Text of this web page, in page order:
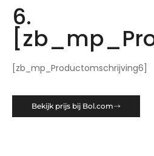
6.
[zb_mp_Productomschrijving6]
Bekijk prijs bij Bol.com